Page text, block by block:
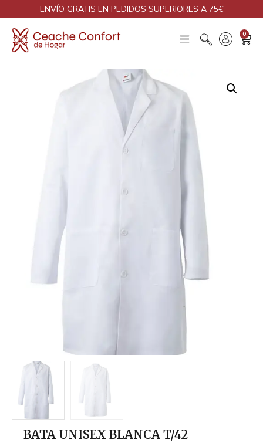
ENVÍO GRATIS EN PEDIDOS SUPERIORES A 75€
0
BATA UNISEX BLANCA T/42